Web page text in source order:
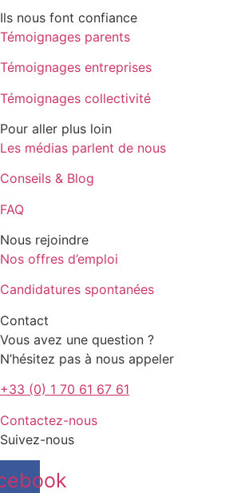
Ils nous font confiance
Témoignages parents
Témoignages entreprises
Témoignages collectivité
Pour aller plus loin
Les médias parlent de nous
Conseils & Blog
FAQ
Nous rejoindre
Nos offres d’emploi
Candidatures spontanées
Contact
Vous avez une question ?
N’hésitez pas à nous appeler
+33 (0) 1 70 61 67 61
Contactez-nous
Suivez-nous